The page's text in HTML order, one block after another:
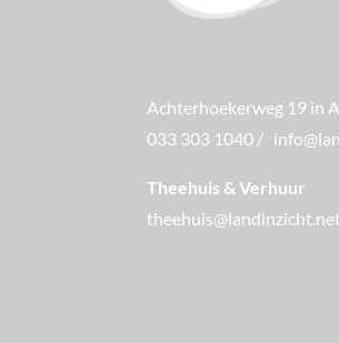
Achterhoekerweg 19 in
033 303 1040 /
Theehuis & Verhuur
theehuis@landinzicht.net